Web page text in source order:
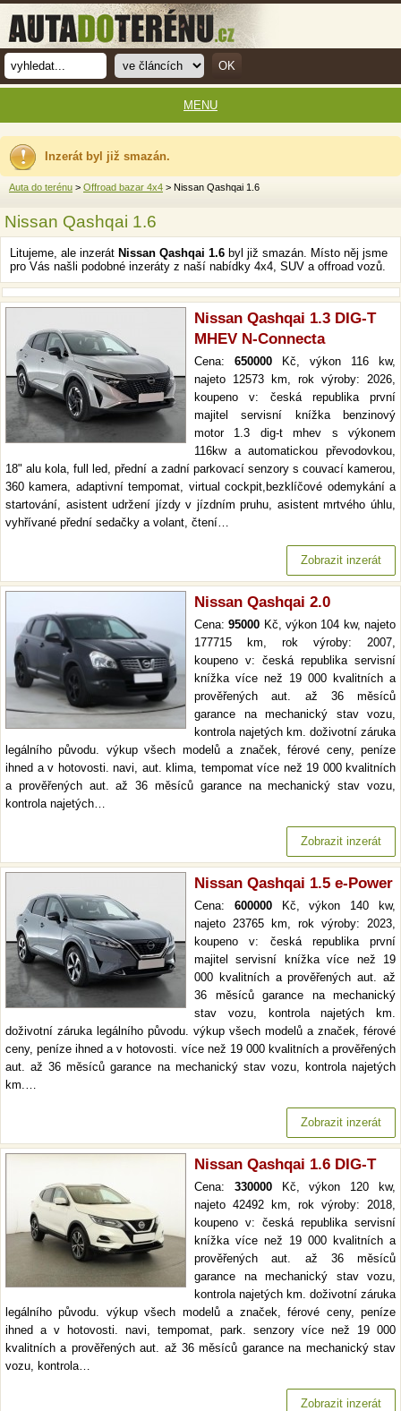
Inzerát byl již smazán.
Auta do terénu > Offroad bazar 4x4 > Nissan Qashqai 1.6
Nissan Qashqai 1.6
Litujeme, ale inzerát Nissan Qashqai 1.6 byl již smazán. Místo něj jsme
pro Vás našli podobné inzeráty z naší nabídky 4x4, SUV a offroad vozů.
Nissan Qashqai 1.3 DIG-T
MHEV N-Connecta
Cena: 650000 Kč, výkon 116 kw,
najeto 12573 km, rok výroby: 2026,
koupeno v: česká republika první
majitel servisní knížka benzinový
motor 1.3 dig-t mhev s výkonem
116kw a automatickou převodovkou,
18" alu kola, full led, přední a zadní parkovací senzory s couvací kamerou,
360 kamera, adaptivní tempomat, virtual cockpit,bezklíčové odemykání a
startování, asistent udržení jízdy v jízdním pruhu, asistent mrtvého úhlu,
vyhřívané přední sedačky a volant, čtení…
Zobrazit inzerát
Nissan Qashqai 2.0
Cena:95000 Kč, výkon 104 kw, najeto
177715 km, rok výroby: 2007,
koupeno v: česká republika servisní
knížka více než 19 000 kvalitních a
prověřených aut. až 36 měsíců
garance na mechanický stav vozu,
kontrola najetých km. doživotní záruka
legálního původu. výkup všech modelů a značek, férové ceny, peníze
ihned a v hotovosti. navi, aut. klima, tempomat více než 19 000 kvalitních
a prověřených aut. až 36 měsíců garance na mechanický stav vozu,
kontrola najetých…
Zobrazit inzerát
Nissan Qashqai 1.5 e-Power
Cena: 600000Kč, výkon 140 kw,
najeto 23765 km, rok výroby: 2023,
koupeno v: česká republika první
majitel servisní knížka více než 19
000 kvalitních a prověřených aut. až
36 měsíců garance na mechanický
stav vozu, kontrola najetých km.
doživotní záruka legálního původu. výkup všech modelů a značek, férové
ceny, peníze ihned a v hotovosti. více než 19 000 kvalitních a prověřených
aut. až 36 měsíců garance na mechanický stav vozu, kontrola najetých
km.…
Zobrazit inzerát
Nissan Qashqai 1.6 DIG-T
Cena: 330000Kč, výkon 120 kw,
najeto 42492 km, rok výroby: 2018,
koupeno v: česká republika servisní
knížka více než 19 000 kvalitních a
prověřených aut. až 36 měsíců
garance na mechanický stav vozu,
kontrola najetých km. doživotní záruka
legálního původu. výkup všech modelů a značek, férové ceny, peníze
ihned a v hotovosti. navi, tempomat, park. senzory více než 19 000
kvalitních a prověřených aut. až 36 měsíců garance na mechanický stav
vozu, kontrola…
Zobrazit inzerát
MENU